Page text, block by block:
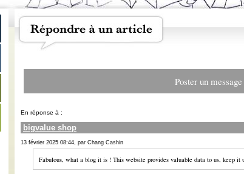
Poster un message
En réponse à :
bigvalue shop
13 février 2025 08:44, par Chang Cashin
Fabulous, what a blog it is ! This website provides valuable data to us, keep it